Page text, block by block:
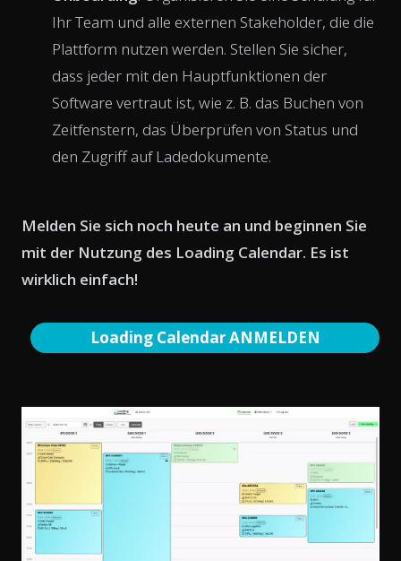
Ihr Team und alle externen Stakeholder, die die
Plattform nutzen werden. Stellen Sie sicher,
dass jeder mit den Hauptfunktionen der
Software vertraut ist, wie z. B. das Buchen von
Zeitfenstern, das Überprüfen von Status und
den Zugriff auf Ladedokumente.
Melden Sie sich noch heute an und beginnen Sie
mit der Nutzung des Loading Calendar. Es ist
wirklich einfach!
Loading Calendar ANMELDEN